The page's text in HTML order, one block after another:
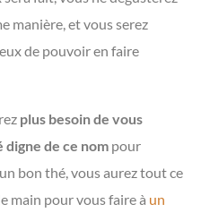
manière, et vous serez
de pouvoir en faire
plus besoin de vous
digne de ce nom pour
bon thé, vous aurez tout ce
main pour vous faire à un